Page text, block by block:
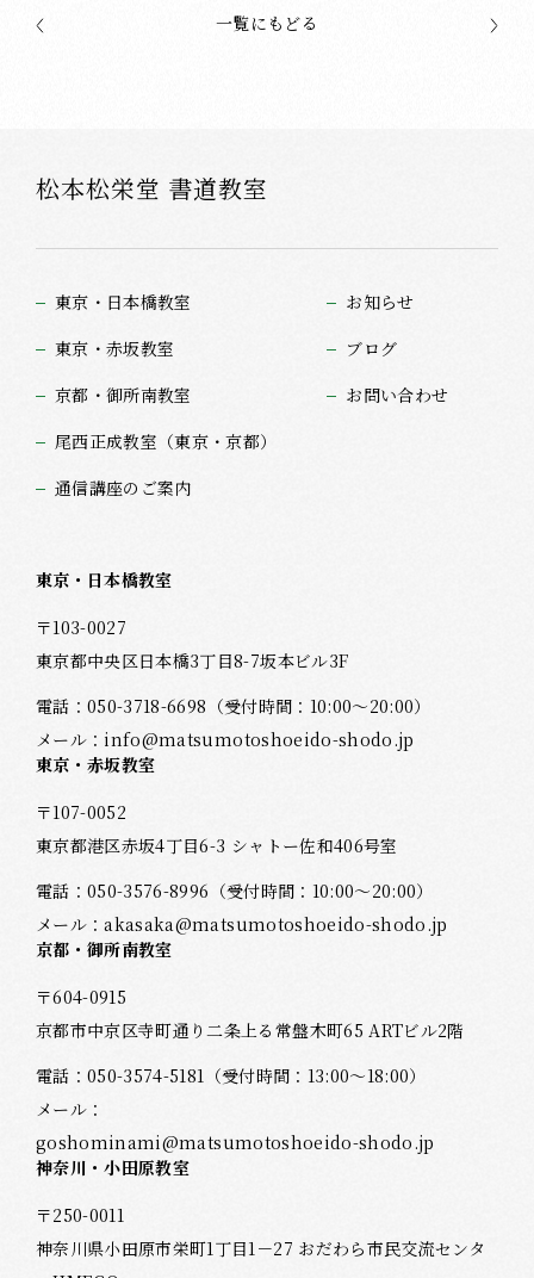
一覧にもどる
松本松栄堂 書道教室
東京・日本橋教室
東京・赤坂教室
京都・御所南教室
尾西正成教室（東京・京都）
通信講座のご案内
お知らせ
ブログ
お問い合わせ
東京・日本橋教室
〒103-0027
東京都中央区日本橋3丁目8-7坂本ビル3F
電話：050-3718-6698 （受付時間：10:00～20:00）
メール： info@matsumotoshoeido-shodo.jp
東京・赤坂教室
〒107-0052
東京都港区赤坂4丁目6-3 シャトー佐和406号室
電話：050-3576-8996 （受付時間：10:00～20:00）
メール：akasaka@matsumotoshoeido-shodo.jp
京都・御所南教室
〒604-0915
京都市中京区寺町通り二条上る常盤木町65 ARTビル2階
電話：050-3574-5181 （受付時間：13:00～18:00）
メール：
goshominami@matsumotoshoeido-shodo.jp
神奈川・小田原教室
〒250-0011
神奈川県小田原市栄町1丁目1－27 おだわら市民交流センタ